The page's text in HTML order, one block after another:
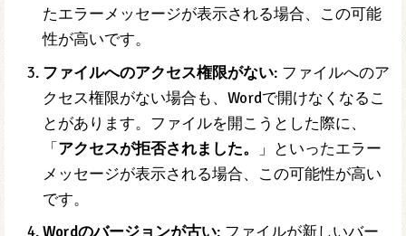
たエラーメッセージが表示される場合、この可能
性が高いです。
ファイルへのアクセス権限がない: ファイルへのア
クセス権限がない場合も、Wordで開けなくなるこ
とがあります。ファイルを開こうとした際に、
「アクセスが拒否されました。
」といったエラー
メッセージが表示される場合、この可能性が高い
です。
Wordのバージョンが古い: ファイルが新しいバー